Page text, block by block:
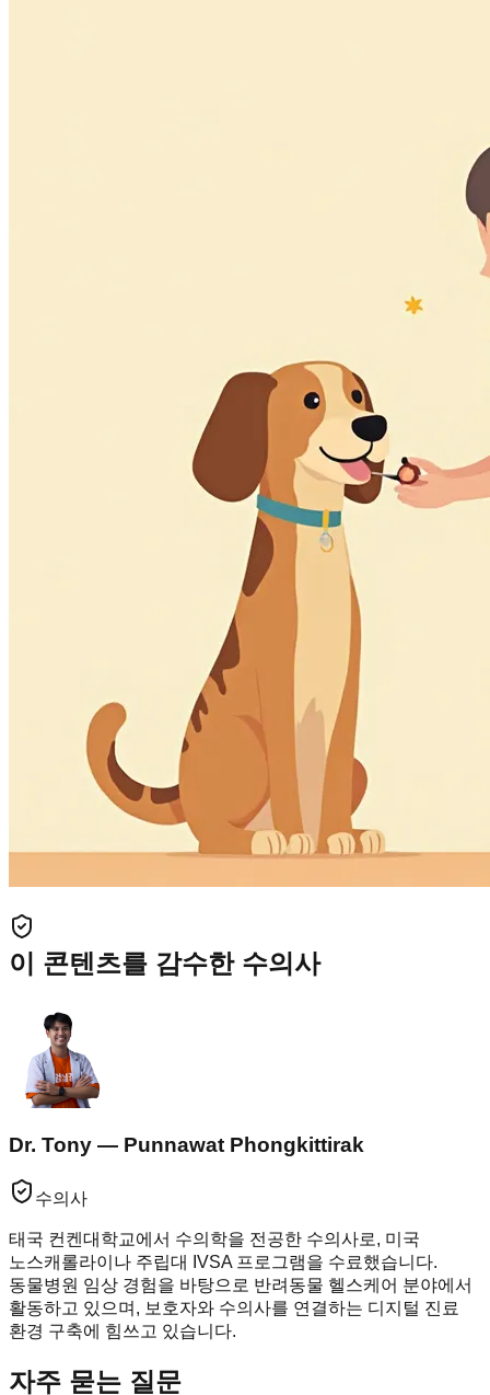
이 콘텐츠를 감수한 수의사
Dr. Tony — Punnawat Phongkittirak
수의사
태국 컨켄대학교에서 수의학을 전공한 수의사로, 미국
노스캐롤라이나 주립대 IVSA 프로그램을 수료했습니다.
동물병원 임상 경험을 바탕으로 반려동물 헬스케어 분야에서
활동하고 있으며, 보호자와 수의사를 연결하는 디지털 진료
환경 구축에 힘쓰고 있습니다.
자주 묻는 질문